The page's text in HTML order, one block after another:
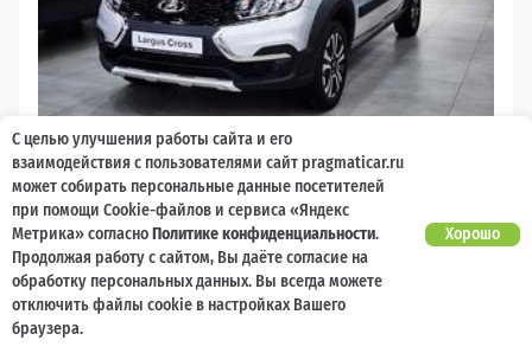
LADA Largus
2026
Есть предложение?
Улучшим! Ваш кешбек 10 000 баллов
2 017 000 ₽
1 477 600₽
С целью улучшения работы сайта и его
взаимодействия с пользователями сайт pragmaticar.ru
может собирать персональные данные посетителей
при помощи Cookie-файлов и сервиса «Яндекс
Метрика» согласноПолитике конфиденциальности.
Продолжая работу с сайтом, Вы даёте согласие на
обработку персональных данных. Вы всегда можете
отключить файлы cookie в настройках Вашего
браузера.
Хорошо